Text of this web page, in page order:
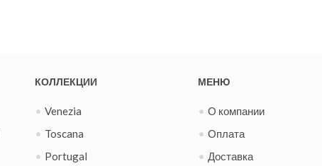
КОЛЛЕКЦИИ
Venezia
Toscana
Portugal
МЕНЮ
О компании
Оплата
Доставка